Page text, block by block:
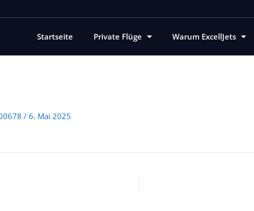
Startseite Private Flüge Warum ExcellJets
/ 6. Mai 2025